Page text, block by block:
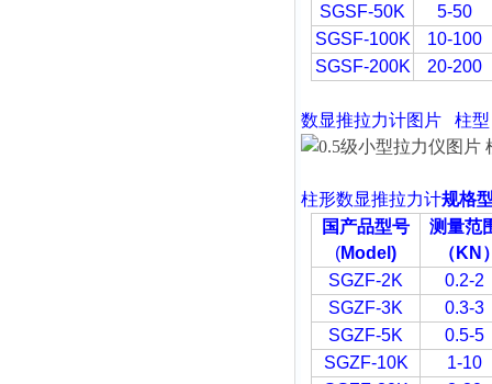
SGSF-50K
5-50
SGSF-100K
10-100
SGSF-200K
20-200
数显推拉力计图片 柱型
柱形数显推拉力计规格
国产品型号
(Model)
测量范
（ KN
SGZF-2K
0.2-2
SGZF-3K
0.3-3
SGZF-5K
0.5-5
SGZF-10K
1-10